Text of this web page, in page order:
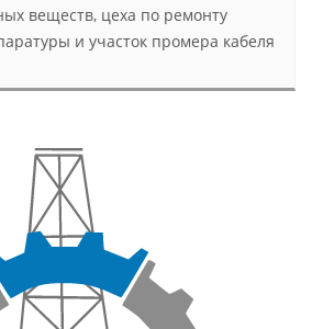
Специалисты ежегодно
по повышению квалификации
веществ, цеха по ремонту
и участок промера кабеля
выполняется нашим
год исследовано1825ед.